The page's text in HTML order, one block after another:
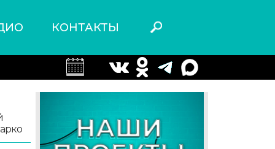
КОНТАКТЫ